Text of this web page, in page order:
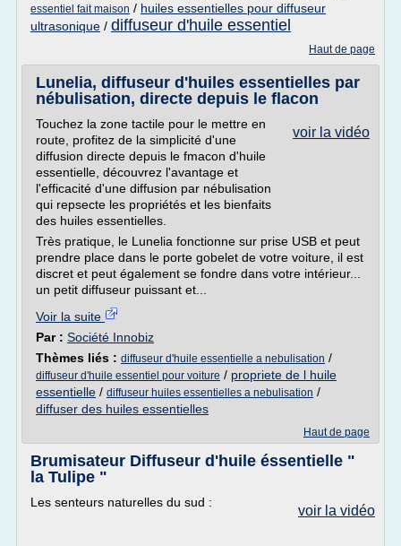
essentiel fait maison / huiles essentielles pour diffuseur
ultrasonique / diffuseur d'huile essentiel
Haut de page
Lunelia, diffuseur d'huiles essentielles par
nébulisation, directe depuis le flacon
voir la vidéo
Touchez la zone tactile pour le mettre en
route, profitez de la simplicité d'une
diffusion directe depuis le fmacon d'huile
essentielle, découvrez l'avantage et
l'efficacité d'une diffusion par nébulisation
qui repsecte les propriétés et les bienfaits
des huiles essentielles.
Très pratique, le Lunelia fonctionne sur prise USB et peut
prendre place dans le porte gobelet de votre voiture, il est
discret et peut également se fondre dans votre intérieur...
un petit diffuseur puissant et...
Voir la suite
Par : Société Innobiz
Thèmes liés : diffuseur d'huile essentielle a nebulisation /
diffuseur d'huile essentiel pour voiture / propriete de l huile
essentielle / diffuseur huiles essentielles a nebulisation /
diffuser des huiles essentielles
Haut de page
Brumisateur Diffuseur d'huile éssentielle "
la Tulipe "
voir la vidéo
Les senteurs naturelles du sud :